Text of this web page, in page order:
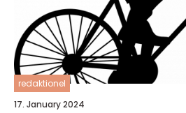
redaktionel
17. January 2024